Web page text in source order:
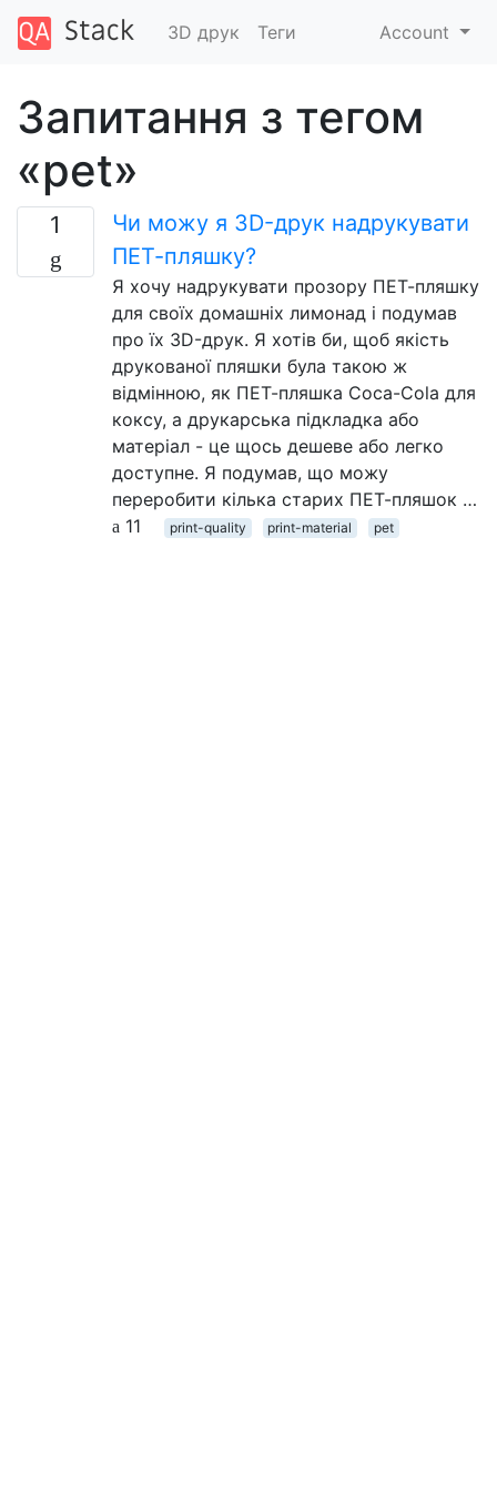
3D друк Теги Account
Запитання з тегом
«pet»
1
Чи можу я 3D-друк надрукувати
ПЕТ-пляшку?
Я хочу надрукувати прозору ПЕТ-пляшку
для своїх домашніх лимонад і подумав
про їх 3D-друк. Я хотів би, щоб якість
друкованої пляшки була такою ж
відмінною, як ПЕТ-пляшка Coca-Cola для
коксу, а друкарська підкладка або
матеріал - це щось дешеве або легко
доступне. Я подумав, що можу
переробити кілька старих ПЕТ-пляшок …
11
print-quality print-material pet